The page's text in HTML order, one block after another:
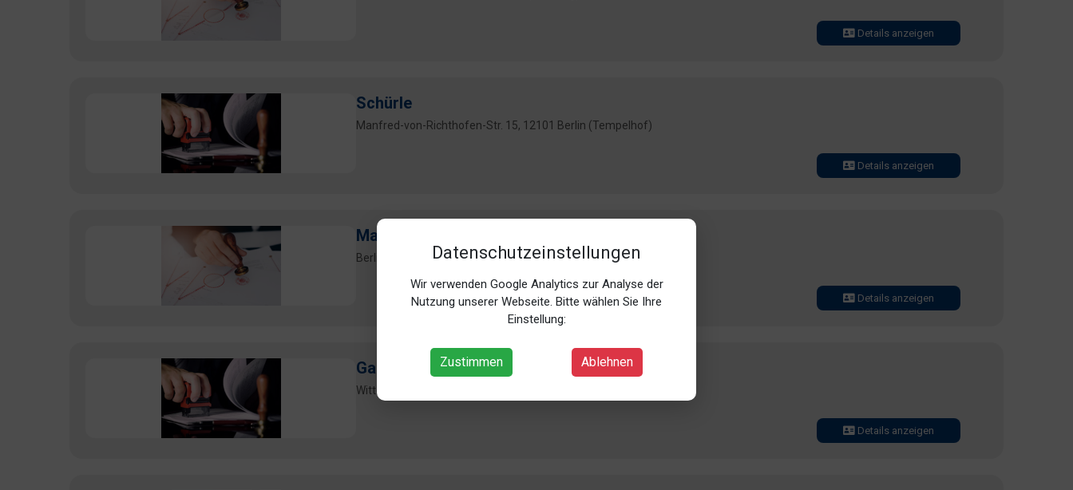
Datenschutzeinstellungen
Wir verwenden Google Analytics zur Analyse der
Nutzung unserer Webseite. Bitte wählen Sie Ihre
Einstellung:
Zustimmen Ablehnen
Details anzeigen
Schürle
Manfred-von-Richthofen-Str. 15, 12101 Berlin (Tempelhof)
Details anzeigen
Marschke
Berliner Allee 62-66, 13088 Berlin (Weißensee)
Details anzeigen
Gast
Wittenbergplatz 1, 10789 Berlin (Schöneberg)
Details anzeigen